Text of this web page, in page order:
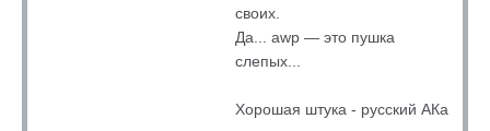
своих.
Да... awp — это пушка
слепых...
Хорошая штука - русский АКа